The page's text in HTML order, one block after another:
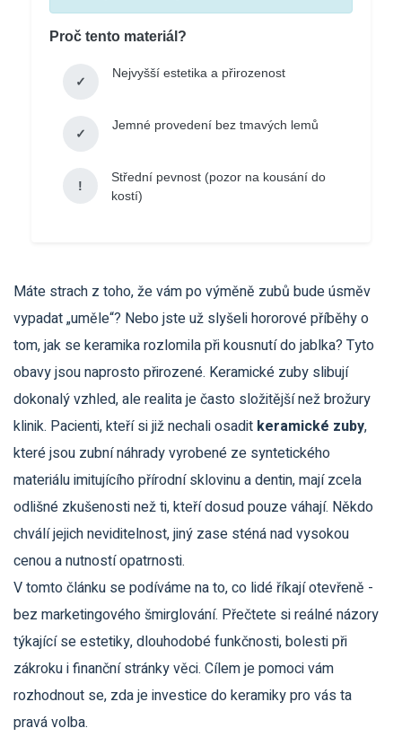
Proč tento materiál?
✓
Nejvyšší estetika a přirozenost
✓
Jemné provedení bez tmavých lemů
!
Střední pevnost (pozor na kousání do
kostí)
Máte strach z toho, že vám po výměně zubů bude úsměv
vypadat „uměle“? Nebo jste už slyšeli hororové příběhy o
tom, jak se keramika rozlomila při kousnutí do jablka? Tyto
obavy jsou naprosto přirozené. Keramické zuby slibují
dokonalý vzhled, ale realita je často složitější než brožury
klinik. Pacienti, kteří si již nechali osadit keramické zuby,
které jsou zubní náhrady vyrobené ze syntetického
materiálu imitujícího přírodní sklovinu a dentin, mají zcela
odlišné zkušenosti než ti, kteří dosud pouze váhají. Někdo
chválí jejich neviditelnost, jiný zase sténá nad vysokou
cenou a nutností opatrnosti.
V tomto článku se podíváme na to, co lidé říkají otevřeně -
bez marketingového šmirglování. Přečtete si reálné názory
týkající se estetiky, dlouhodobé funkčnosti, bolesti při
zákroku i finanční stránky věci. Cílem je pomoci vám
rozhodnout se, zda je investice do keramiky pro vás ta
pravá volba.